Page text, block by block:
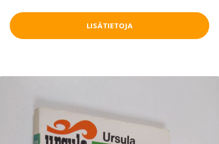
LISÄTIETOJA